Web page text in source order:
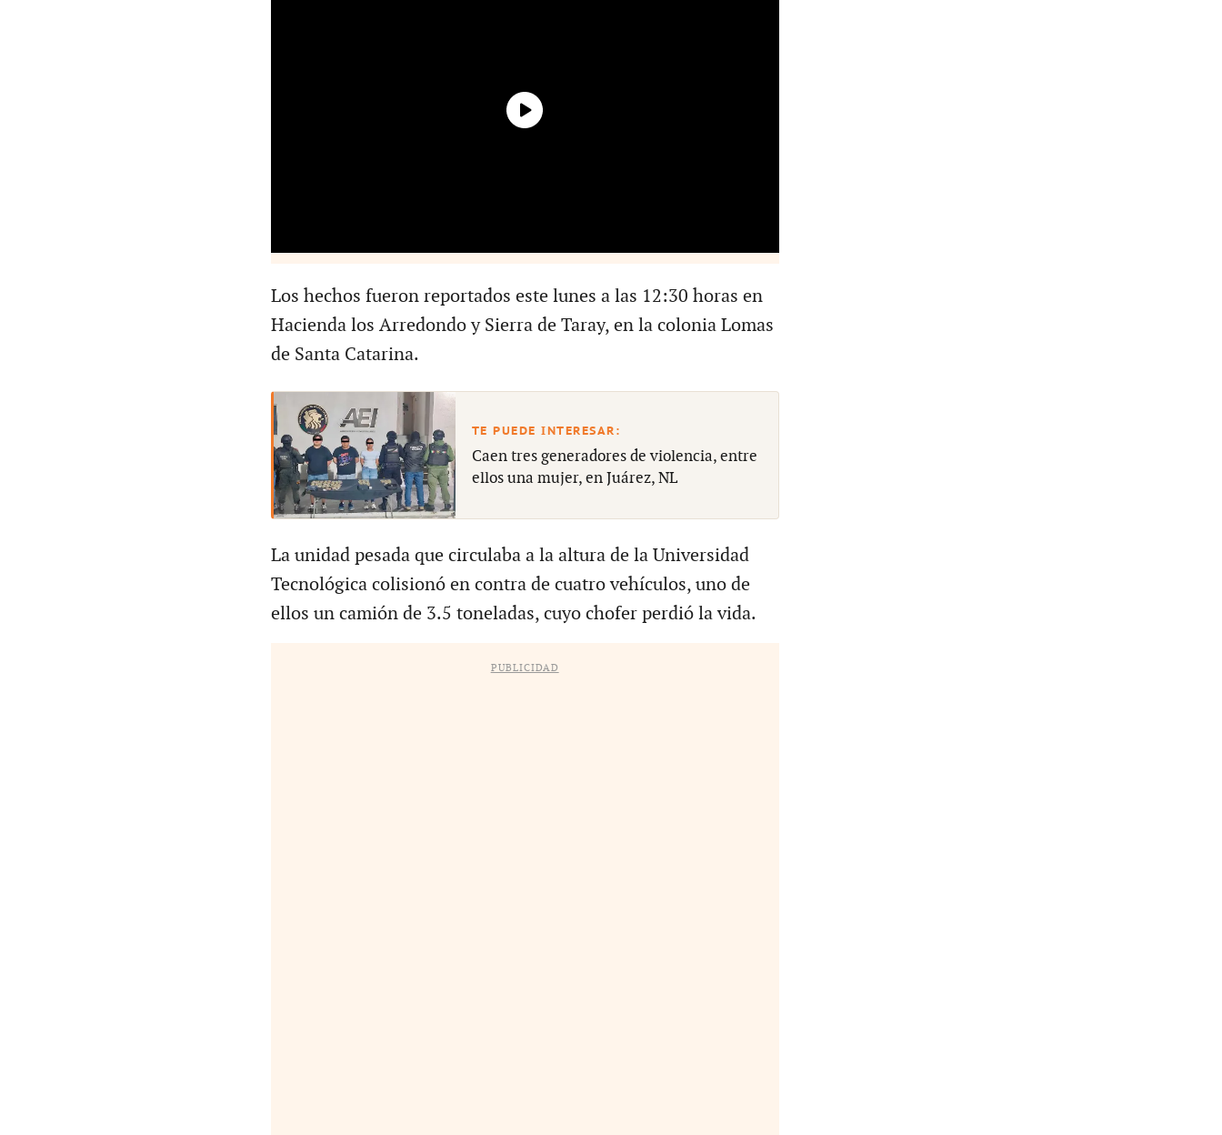
Los hechos fueron reportados este lunes a las 12:30 horas en
Hacienda los Arredondo y Sierra de Taray, en la colonia Lomas
de Santa Catarina.
Caen tres generadores de violencia, entre
ellos una mujer, en Juárez, NL
La unidad pesada que circulaba a la altura de la Universidad
Tecnológica colisionó en contra de cuatro vehículos, uno de
ellos un camión de 3.5 toneladas, cuyo chofer perdió la vida.
PUBLICIDAD